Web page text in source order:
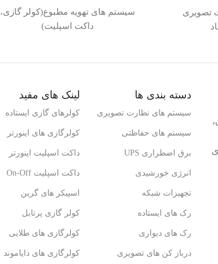
تصویری
سیستم های تهویه مطبوع(کولر گازی،
داکت اسپلیت)
دسته بندی ها
سیستم های نظارت تصویری
سیستم های حفاظتی
برق اضطراری UPS
انرژی خورشیدی
تجهیزات شبکه
رک های ایستاده
رک های دیواری
درباز کن های تصویری
لینک های مفید
کولرهای گازی ایستاده
کولرگازی های اینورتر
داکت اسپلیت اینورتر
داکت اسپلیت On-Off
اسپیکر های گرین
کولر گازی پرتابل
کولرگازی های طلایی
کولرگازی های دایاموند